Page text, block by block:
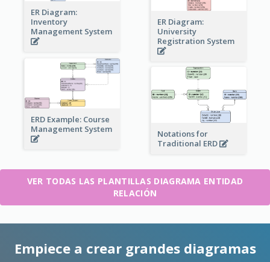
ER Diagram:
Inventory
Management System
ER Diagram:
University
Registration System
ERD Example: Course
Management System
Notations for
Traditional ERD
VER TODAS LAS PLANTILLAS DIAGRAMA ENTIDAD
RELACIÓN
Empiece a crear grandes diagramas